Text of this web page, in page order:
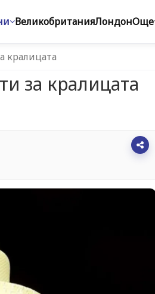
ВеликобританияЛондонОще
кралицата
за кралицата